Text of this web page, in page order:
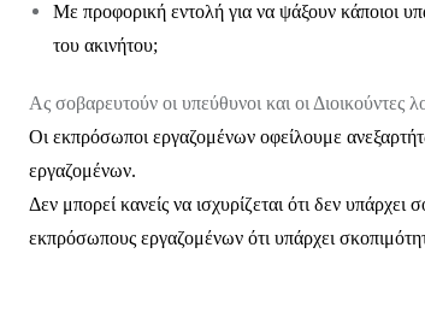
Με προφορική εντολή για να ψάξουν κάποιοι
του ακινήτου;
Ας σοβαρευτούν οι υπεύθυνοι και οι Διοικούντες
Οι εκπρόσωποι εργαζομένων οφείλουμε
εργαζομένων.
Δεν μπορεί κανείς να ισχυρίζεται ότι δεν
εκπρόσωπους εργαζομένων ότι υπάρχει